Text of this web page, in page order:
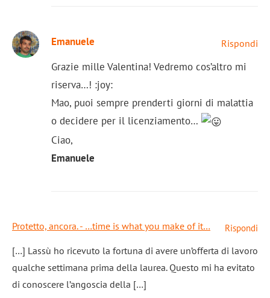
Emanuele Rispondi
Grazie mille Valentina! Vedremo cos’altro mi
riserva…! :joy:
Mao, puoi sempre prenderti giorni di malattia
o decidere per il licenziamento…
Ciao,
Emanuele
Protetto, ancora. - …time is what you make of it… Rispondi
[…] Lassù ho ricevuto la fortuna di avere un’offerta di lavoro
qualche settimana prima della laurea. Questo mi ha evitato
di conoscere l’angoscia della […]